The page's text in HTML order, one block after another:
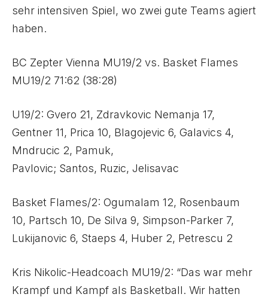
sehr intensiven Spiel, wo zwei gute Teams agiert
haben.
BC Zepter Vienna MU19/2 vs. Basket Flames
MU19/2 71:62 (38:28)
U19/2: Gvero 21, Zdravkovic Nemanja 17,
Gentner 11, Prica 10, Blagojevic 6, Galavics 4,
Mndrucic 2, Pamuk,
Pavlovic; Santos, Ruzic, Jelisavac
Basket Flames/2: Ogumalam 12, Rosenbaum
10, Partsch 10, De Silva 9, Simpson-Parker 7,
Lukijanovic 6, Staeps 4, Huber 2, Petrescu 2
Kris Nikolic-Headcoach MU19/2: “Das war mehr
Krampf und Kampf als Basketball. Wir hatten